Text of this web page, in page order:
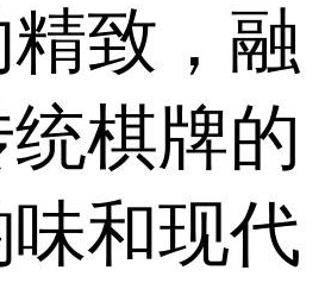
致，融
棋牌的
和现代